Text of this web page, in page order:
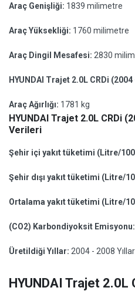
Araç Genişliği: 1839 milimetre
Araç Yüksekliği: 1760 milimetre
Araç Dingil Mesafesi: 2830
HYUNDAI Trajet 2.0L CRDi
Araç Ağırlığı: 1781 kg
HYUNDAI Trajet 2.0L CRDi
Verileri
Şehir içi yakıt tüketimi (Litre/
Şehir dışı yakıt tüketimi (Litre/
Ortalama yakıt tüketimi (Litre/
(CO2) Karbondiyoksit Emisyonu:
Üretildiği Yıllar: 2004 - 2008
HYUNDAI Trajet